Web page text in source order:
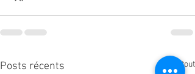
Posts récents Voir tout